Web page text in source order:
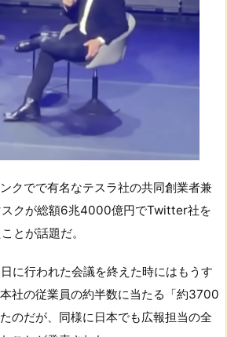
クでで有名なテスラ社の共同創業者兼
スクが総額6兆4000億円でTwitter社を
とが話題だ。
に行われた会議を終えた時にはもうす
社の従業員の約半数に当たる「約3700
のだが、同様に日本でも広報担当の全